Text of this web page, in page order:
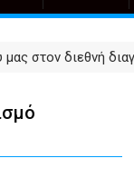
στον διεθνή